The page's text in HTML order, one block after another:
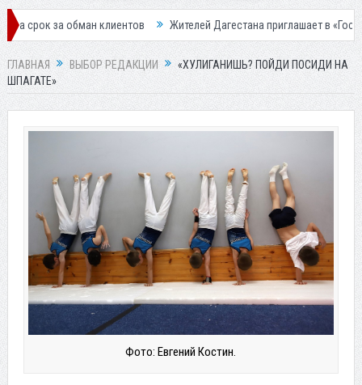
Жителей Дагестана приглашает в «Госуслуги Дом»
ГЛАВНАЯ ВЫБОР РЕДАКЦИИ
«ХУЛИГАНИШЬ? ПОЙДИ ПОСИДИ НА
ШПАГАТЕ»
Фото: Евгений Костин.